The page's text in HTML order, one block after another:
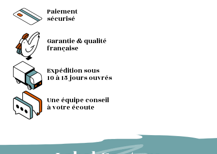
Paiement
sécurisé
Garantie & qualité
française
Expédition sous
10 à 15 jours ouvrés
Une équipe conseil
à votre écoute